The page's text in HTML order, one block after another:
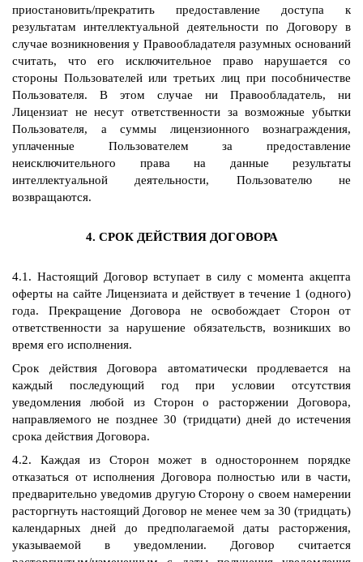
приостановить/прекратить предоставление доступа к
результатам интеллектуальной деятельности по Договору в
случае возникновения у Правообладателя разумных оснований
считать, что его исключительное право нарушается со
стороны Пользователей или третьих лиц при пособничестве
Пользователя. В этом случае ни Правообладатель, ни
Лицензиат не несут ответственности за возможные убытки
Пользователя, а суммы лицензионного вознаграждения,
уплаченные Пользователем за предоставление
неисключительного права на данные результаты
интеллектуальной деятельности, Пользователю не
возвращаются.
4. СРОК ДЕЙСТВИЯ ДОГОВОРА
4.1. Настоящий Договор вступает в силу с момента акцепта
оферты на сайте Лицензиата и действует в течение 1 (одного)
года. Прекращение Договора не освобождает Сторон от
ответственности за нарушение обязательств, возникших во
время его исполнения.
Срок действия Договора автоматически продлевается на
каждый последующий год при условии отсутствия
уведомления любой из Сторон о расторжении Договора,
направляемого не позднее 30 (тридцати) дней до истечения
срока действия Договора.
4.2. Каждая из Сторон может в одностороннем порядке
отказаться от исполнения Договора полностью или в части,
предварительно уведомив другую Сторону о своем намерении
расторгнуть настоящий Договор не менее чем за 30 (тридцать)
календарных дней до предполагаемой даты расторжения,
указываемой в уведомлении. Договор считается